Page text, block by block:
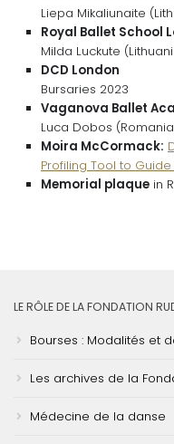
Liepa Mikaliunaite
Royal Ballet School
Milda Luckute
DCD London
Bursaries 2023
Vaganova Ballet
Luca Dobos
Moira McCormack:
Profiling Tool to
Memorial plaque in
LE RÔLE DE LA FONDATION
Bourses : Modalités et
Les archives de la
Médecine de la danse